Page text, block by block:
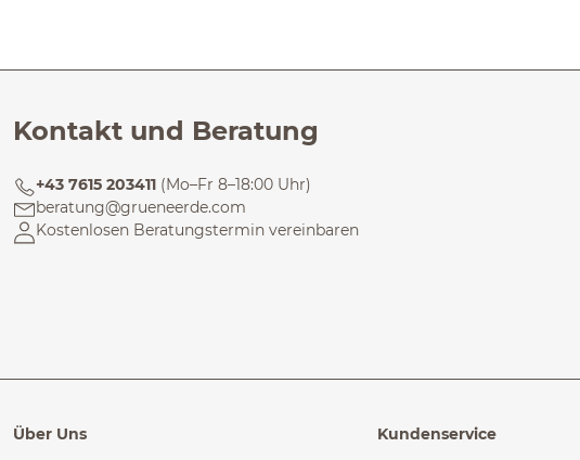
Kontakt und Beratung
+43 7615 203411 (Mo–Fr 8–18:00 Uhr)
beratung@grueneerde.com
Kostenlosen Beratungstermin vereinbaren
Über Uns Kundenservice